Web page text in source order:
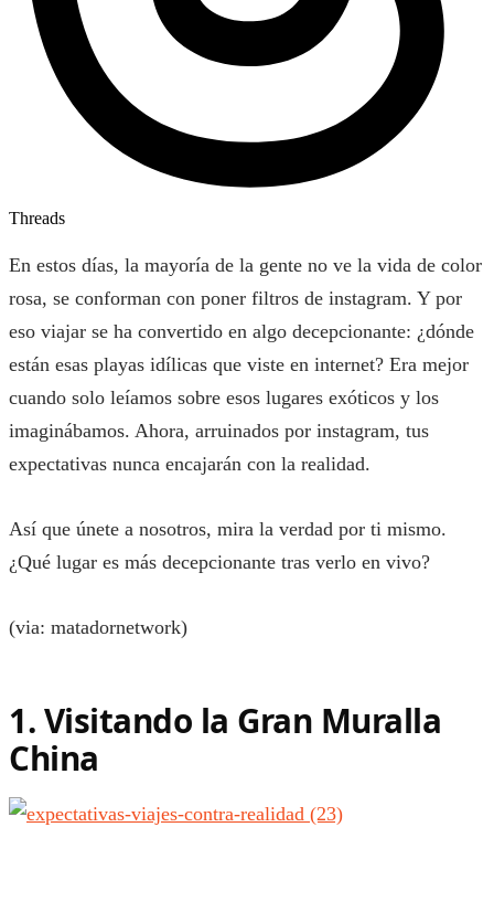
Threads
En estos días, la mayoría de la gente no ve la vida de color
rosa, se conforman con poner filtros de instagram. Y por
eso viajar se ha convertido en algo decepcionante: ¿dónde
están esas playas idílicas que viste en internet? Era mejor
cuando solo leíamos sobre esos lugares exóticos y los
imaginábamos. Ahora, arruinados por instagram, tus
expectativas nunca encajarán con la realidad.
Así que únete a nosotros, mira la verdad por ti mismo.
¿Qué lugar es más decepcionante tras verlo en vivo?
(via: matadornetwork)
1. Visitando la Gran Muralla
China